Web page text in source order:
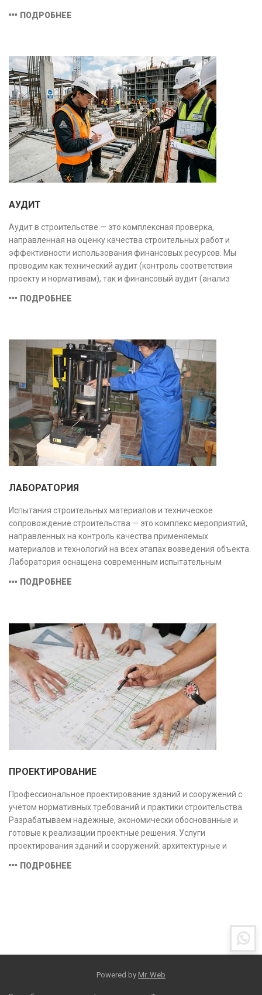
безопасность и надёжность объекта.
ПОДРОБНЕЕ
АУДИТ
Аудит в строительстве — это комплексная проверка,
направленная на оценку качества строительных работ и
эффективности использования финансовых ресурсов. Мы
проводим как технический аудит (контроль соответствия
проекту и нормативам), так и финансовый аудит (анализ
безопасность и экономическую обоснованность проекта.
ПОДРОБНЕЕ
ЛАБОРАТОРИЯ
Испытания строительных материалов и техническое
сопровождение строительства — это комплекс мероприятий,
направленных на контроль качества применяемых
материалов и технологий на всех этапах возведения объекта.
Лаборатория оснащена современным испытательным
соответствующими заявленной области аккредитации.
ПОДРОБНЕЕ
ПРОЕКТИРОВАНИЕ
Профессиональное проектирование зданий и сооружений с
учётом нормативных требований и практики строительства.
Разрабатываем надёжные, экономически обоснованные и
готовые к реализации проектные решения. Услуги
проектирования зданий и сооружений: архитектурные и
сметная документация. Полный цикл работ с учётом норм и
ПОДРОБНЕЕ
Powered by Mr. Web